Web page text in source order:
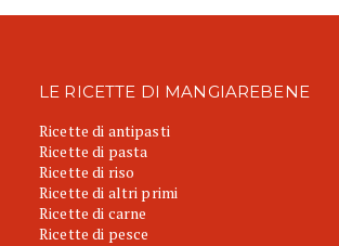
LE RICETTE DI MANGIAREBENE
Ricette di antipasti
Ricette di pasta
Ricette di riso
Ricette di altri primi
Ricette di carne
Ricette di pesce